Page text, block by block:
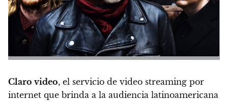
Claro video, el servicio de video streaming por
internet que brinda a la audiencia latinoamericana